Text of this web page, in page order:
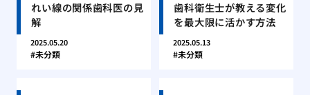
れい線の関係歯科医の見
解
2025.05.20
未分類
歯科衛生士が教える変化
を最大限に活かす方法
2025.05.13
未分類